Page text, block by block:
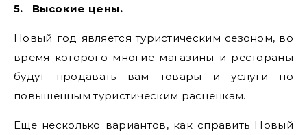
5. Высокие цены.
Новый год является туристическим сезоном, во
время которого многие магазины и рестораны
будут продавать вам товары и услуги по
повышенным туристическим расценкам.
Еще несколько вариантов, как справить Новый